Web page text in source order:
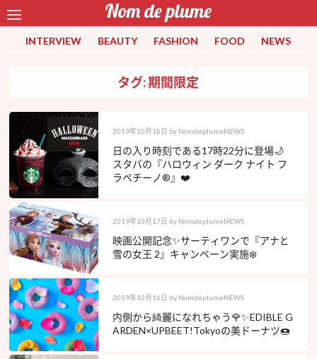
INTERVIEW BEAUTY FASHION FOOD NEWS
タグ: 期間限定
2019年10月18日 by NomdeplumeNEWS
日の入り時刻である17時22分に登場🌙
スタバの『ハロウィン ダーク ナイト フ
ラペチーノ®』❤️
2019年10月17日 by NomdeplumeNEWS
映画公開記念✨サーティワンで『アナと
雪の女王 2』キャンペーン実施❄️
2019年10月16日 by NomdeplumeNEWS
内側から綺麗になれちゃう🌹✨EDIBLE G
ARDEN×UPBEET!Tokyoの美ドーナツ🍩